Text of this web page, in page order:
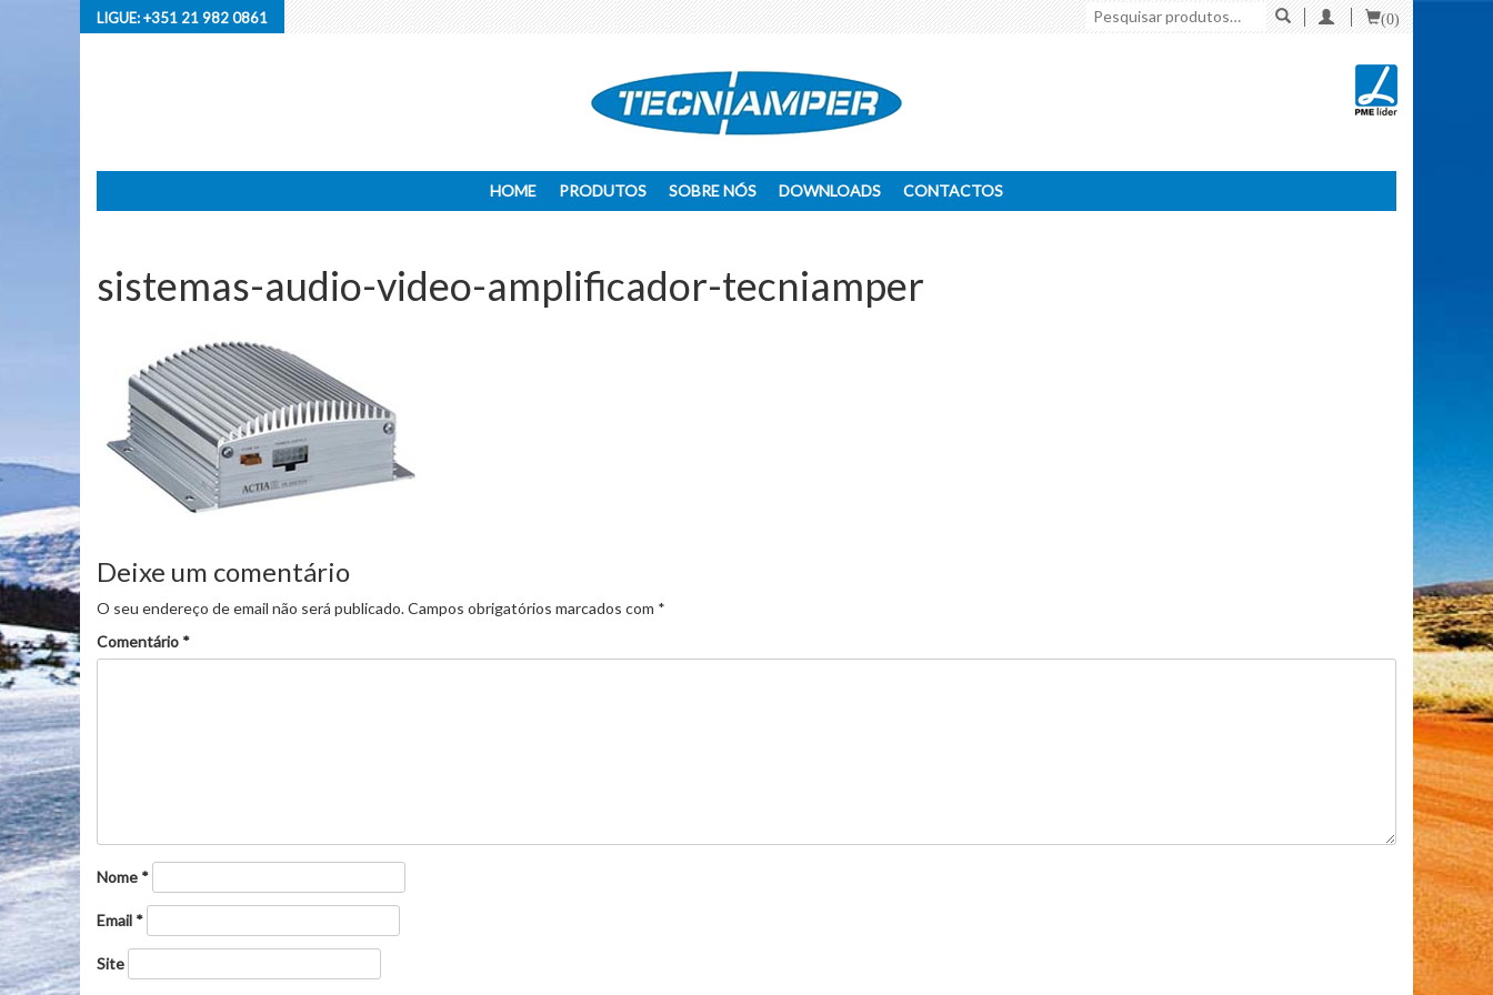
LIGUE:+351 21 982 0861
Pesquisar
por:
(0)
HOME PRODUTOS SOBRE NÓS DOWNLOADS CONTACTOS
sistemas-audio-video-amplificador-tecniamper
Deixe um comentário
O seu endereço de email não será publicado.Campos obrigatórios marcados com *
Comentário *
Nome *
Email *
Site